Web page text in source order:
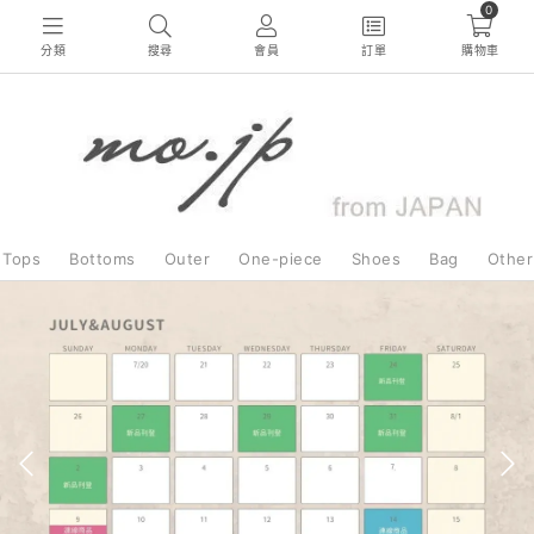
分類 搜尋 會員 訂單
0
購物車
Tops Bottoms Outer One-piece Shoes Bag Other